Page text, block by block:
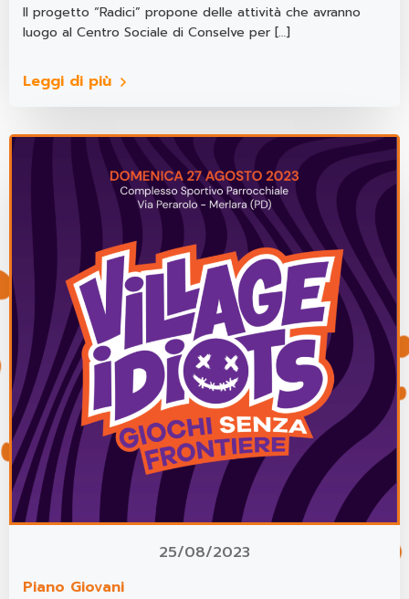
Il progetto “Radici” propone delle attività che avranno
luogo al Centro Sociale di Conselve per […]
Leggi di più
25/08/2023
Piano Giovani